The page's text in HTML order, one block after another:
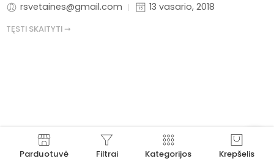
rsvetaines@gmail.com 13 vasario, 2018
TĘSTI SKAITYTI ➞
Parduotuvė Filtrai Kategorijos Krepšelis